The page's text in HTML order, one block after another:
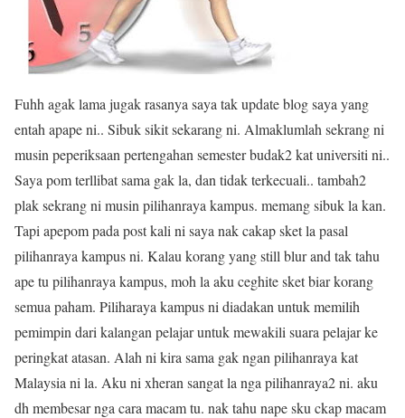
Fuhh agak lama jugak rasanya saya tak update blog saya yang
entah apape ni.. Sibuk sikit sekarang ni. Almaklumlah sekrang ni
musin peperiksaan pertengahan semester budak2 kat universiti ni..
Saya pom terllibat sama gak la, dan tidak terkecuali.. tambah2
plak sekrang ni musin pilihanraya kampus. memang sibuk la kan.
Tapi apepom pada post kali ni saya nak cakap sket la pasal
pilihanraya kampus ni. Kalau korang yang still blur and tak tahu
ape tu pilihanraya kampus, moh la aku ceghite sket biar korang
semua paham. Piliharaya kampus ni diadakan untuk memilih
pemimpin dari kalangan pelajar untuk mewakili suara pelajar ke
peringkat atasan. Alah ni kira sama gak ngan pilihanraya kat
Malaysia ni la. Aku ni xheran sangat la nga pilihanraya2 ni. aku
dh membesar nga cara macam tu. nak tahu nape sku ckap macam